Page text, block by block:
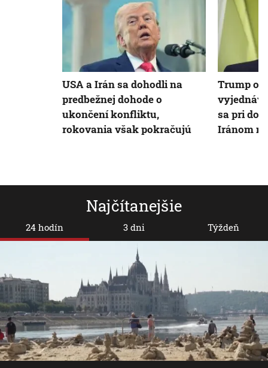
Najčítanejšie
24 hodín 3 dni Týždeň
USA a Irán sa dohodli na
predbežnej dohode o
ukončení konfliktu,
rokovania však pokračujú
Trump
sa pri
Iránom